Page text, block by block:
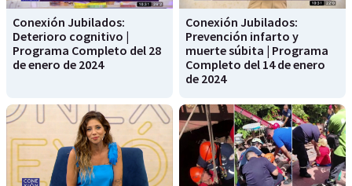
Conexión Jubilados:
Deterioro cognitivo |
Programa Completo del 28
de enero de 2024
Conexión Jubilados:
Prevención infarto y
muerte súbita | Programa
Completo del 14 de enero
de 2024